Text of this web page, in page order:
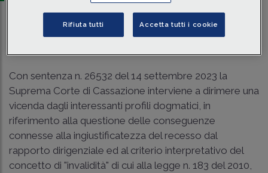
Traduci con IA Ascolta la news
Con sentenza n. 26532 del 14 settembre 2023 la
Suprema Corte di Cassazione interviene a dirimere una
vicenda dagli interessanti profili dogmatici, in
riferimento alla questione delle conseguenze
connesse alla ingiustificatezza del recesso dal
rapporto dirigenziale ed al criterio interpretativo del
concetto di "invalidità" di cui alla legge n. 183 del 2010,
Rifiuta tutti Accetta tutti i cookie